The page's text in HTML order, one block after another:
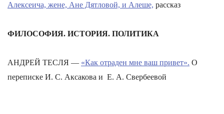
Алексеича, жене, Ане Дятловой, и Алеше, рассказ
ФИЛОСОФИЯ. ИСТОРИЯ. ПОЛИТИКА
АНДРЕЙ ТЕСЛЯ — «Как отраден мне ваш привет». О
переписке И. С. Аксакова и Е. А. Свербеевой